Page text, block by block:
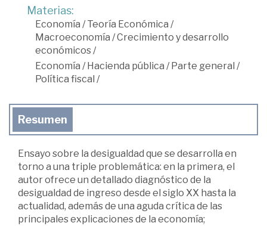
Materias:
Economía /Teoría Económica /
Macroeconomía /Crecimiento y desarrollo
económicos/
Economía /Hacienda pública /Parte general /
Política fiscal /
Resumen
Ensayo sobre la desigualdad que se desarrolla en
torno a una triple problemática: en la primera, el
autor ofrece un detallado diagnóstico de la
desigualdad de ingreso desde el siglo XX hasta la
actualidad, además de una aguda crítica de las
principales explicaciones de la economía;